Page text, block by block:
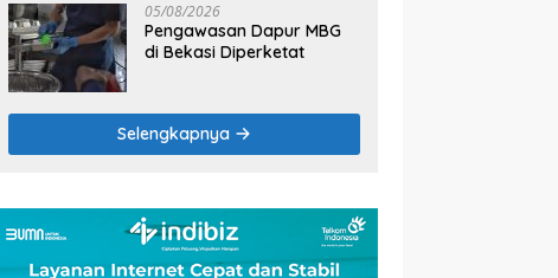
05/08/2026
Pengawasan Dapur MBG
di Bekasi Diperketat
Selengkapnya